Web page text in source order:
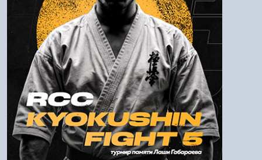
Войти
Напомнить пароль
Регистрация